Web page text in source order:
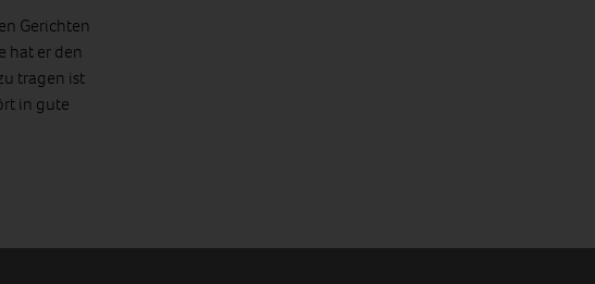
Gerichten
hat er den
tragen ist
in gute